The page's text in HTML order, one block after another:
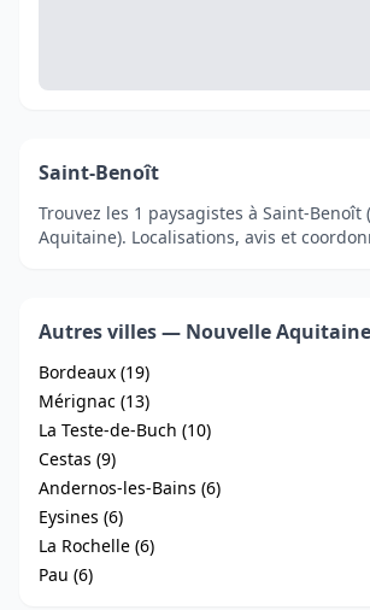
Saint-Benoît
Trouvez les 1 paysagistes à Saint-Benoît
Aquitaine). Localisations, avis et
Autres villes — Nouvelle Aquitaine
Bordeaux (19)
Mérignac (13)
La Teste-de-Buch (10)
Cestas (9)
Andernos-les-Bains (6)
Eysines (6)
La Rochelle (6)
Pau (6)